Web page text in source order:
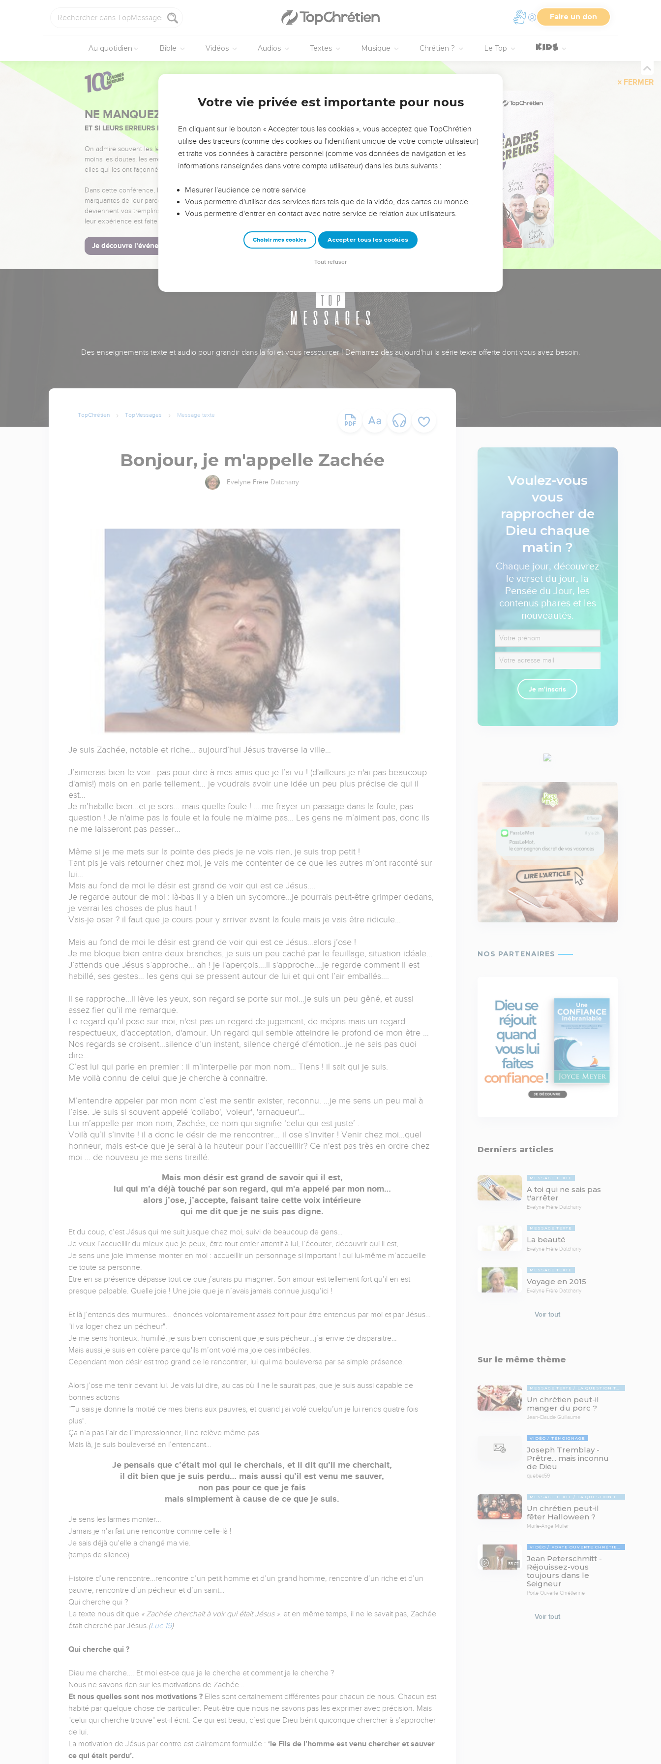
Faire un don
Au quotidien Bible Vidéos Audios Textes Musique Chrétien ? Le Top
FERMER
NE MANQUEZ PAS L’ÉVÉNEMENT DE L’ANNÉE !
ET SI LEURS ERREURS POUVAIENT VOUS ÉVITER LES VOTRES ?
On admire souvent les leaders pour leurs réussites, leur impact, leur foi ou leur vision. Mais on voit
moins les doutes, les erreurs et les saisons difficiles qu'ils ont traversés, alors même que ce sont
elles qui les ont façonnés.
Dans cette conférence, leaders, entrepreneurs, et responsables reviennent sur les erreurs
marquantes de leur parcours et les clés pour avancer avec plus de sagesse afin que leurs erreurs
deviennent vos tremplins. Que vous guidiez un ministère, une équipe, un groupe ou une famille,
leur expérience est faite pour vous.
Je découvre l’événement
Des enseignements texte et audio pour grandir dans la foi et vous ressourcer ! Démarrez dès aujourd'hui la série texte offerte dont vous avez besoin.
TopChrétien TopMessages Message texte
Bonjour, je m'appelle Zachée
Evelyne Frère Datcharry
Je suis Zachée, notable et riche… aujourd’hui Jésus traverse la ville…
J’aimerais bien le voir…pas pour dire à mes amis que je l’ai vu ! (d'ailleurs je n'ai pas beaucoup
d'amis!) mais on en parle tellement… je voudrais avoir une idée un peu plus précise de qui il
est…
Je m’habille bien…et je sors… mais quelle foule ! ….me frayer un passage dans la foule, pas
question ! Je n'aime pas la foule et la foule ne m'aime pas… Les gens ne m’aiment pas, donc ils
ne me laisseront pas passer…
Même si je me mets sur la pointe des pieds je ne vois rien, je suis trop petit !
Tant pis je vais retourner chez moi, je vais me contenter de ce que les autres m’ont raconté sur
lui…
Mais au fond de moi le désir est grand de voir qui est ce Jésus….
Je regarde autour de moi : là-bas il y a bien un sycomore...je pourrais peut-être grimper dedans,
je verrai les choses de plus haut !
Vais-je oser ? il faut que je cours pour y arriver avant la foule mais je vais être ridicule…
Mais au fond de moi le désir est grand de voir qui est ce Jésus…alors j’ose !
Je me bloque bien entre deux branches, je suis un peu caché par le feuillage, situation idéale…
J’attends que Jésus s’approche… ah ! je l'aperçois….il s'approche….je regarde comment il est
habillé, ses gestes… les gens qui se pressent autour de lui et qui ont l’air emballés….
Il se rapproche…Il lève les yeux, son regard se porte sur moi…je suis un peu gêné, et aussi
assez fier qu’il me remarque.
Le regard qu’il pose sur moi, n'est pas un regard de jugement, de mépris mais un regard
respectueux, d'acceptation, d'amour. Un regard qui semble atteindre le profond de mon être …
Nos regards se croisent…silence d’un instant, silence chargé d’émotion…je ne sais pas quoi
dire…
C’est lui qui parle en premier : il m’interpelle par mon nom… Tiens ! il sait qui je suis.
Me voilà connu de celui que je cherche à connaitre.
M’entendre appeler par mon nom c’est me sentir exister, reconnu. …je me sens un peu mal à
l’aise. Je suis si souvent appelé 'collabo', 'voleur', 'arnaqueur'…
Lui m’appelle par mon nom, Zachée, ce nom qui signifie ‘celui qui est juste’ .
Voilà qu’il s’invite ! il a donc le désir de me rencontrer… il ose s’inviter ! Venir chez moi…quel
honneur, mais est-ce que je serai à la hauteur pour l’accueillir? Ce n'est pas très en ordre chez
moi … de nouveau je me sens tiraillé.
Mais mon désir est grand de savoir qui il est,
lui qui m’a déjà touché par son regard, qui m'a appelé par mon nom…
alors j’ose, j’accepte, faisant taire cette voix intérieure
qui me dit que je ne suis pas digne.
Et du coup, c’est Jésus qui me suit jusque chez moi, suivi de beaucoup de gens…
Je veux l’accueillir du mieux que je peux, être tout entier attentif à lui, l’écouter, découvrir qui il est,
Je sens une joie immense monter en moi : accueillir un personnage si important ! qui lui-même m’accueille
de toute sa personne.
Etre en sa présence dépasse tout ce que j’aurais pu imaginer. Son amour est tellement fort qu’il en est
presque palpable. Quelle joie ! Une joie que je n’avais jamais connue jusqu’ici !
Et là j’entends des murmures… énoncés volontairement assez fort pour être entendus par moi et par Jésus…
"il va loger chez un pécheur".
Je me sens honteux, humilié, je suis bien conscient que je suis pécheur…j’ai envie de disparaitre…
Mais aussi je suis en colère parce qu'ils m’ont volé ma joie ces imbéciles.
Cependant mon désir est trop grand de le rencontrer, lui qui me bouleverse par sa simple présence.
Alors j’ose me tenir devant lui. Je vais lui dire, au cas où il ne le saurait pas, que je suis aussi capable de
bonnes actions
"Tu sais je donne la moitié de mes biens aux pauvres, et quand j'ai volé quelqu’un je lui rends quatre fois
plus".
Ça n’a pas l’air de l’impressionner, il ne relève même pas.
Mais là, je suis bouleversé en l’entendant…
Je pensais que c’était moi qui le cherchais, et il dit qu’il me cherchait,
il dit bien que je suis perdu… mais aussi qu’il est venu me sauver,
non pas pour ce que je fais
mais simplement à cause de ce que je suis.
Je sens les larmes monter…
Jamais je n’ai fait une rencontre comme celle-là !
Je sais déjà qu'elle a changé ma vie.
(temps de silence)
Histoire d’une rencontre…rencontre d’un petit homme et d’un grand homme, rencontre d’un riche et d’un
pauvre, rencontre d’un pécheur et d’un saint…
Qui cherche qui ?
Le texte nous dit que « Zachée cherchait à voir qui était Jésus ». et en même temps, il ne le savait pas, Zachée
était cherché par Jésus.(Luc 19)
Qui cherche qui ?
Dieu me cherche…. Et moi est-ce que je le cherche et comment je le cherche ?
Nous ne savons rien sur les motivations de Zachée…
Et nous quelles sont nos motivations ?Elles sont certainement différentes pour chacun de nous. Chacun est
habité par quelque chose de particulier. Peut-être que nous ne savons pas les exprimer avec précision. Mais
"celui qui cherche trouve" est-il écrit. Ce qui est beau, c’est que Dieu bénit quiconque chercher à s’approcher
de lui.
La motivation de Jésus par contre est clairement formulée : ‘le Fils de l’homme est venu chercher et sauver
ce qui était perdu’.
Voulez-vous
vous
rapprocher de
Dieu chaque
matin ?
Chaque jour, découvrez
le verset du jour, la
Pensée du Jour, les
contenus phares et les
nouveautés.
Je m'inscris
Derniers articles
MESSAGE TEXTE
A toi qui ne sais pas
t'arrêter
Evelyne Frère Datcharry
MESSAGE TEXTE
La beauté
Evelyne Frère Datcharry
MESSAGE TEXTE
Voyage en 2015
Evelyne Frère Datcharry
Voir tout
Sur le même thème
MESSAGE TEXTE LA QUESTION TABOUE
Un chrétien peut-il
manger du porc ?
Jean-Claude Guillaume
VIDÉO TÉMOIGNAGE
Joseph Tremblay -
Prêtre... mais inconnu
de Dieu
quebec59
MESSAGE TEXTE LA QUESTION TABOUE
Un chrétien peut-il
fêter Halloween ?
Marie-Ange Muller
55:07
VIDÉO PORTE OUVERTE CHRÉTIENNE
Jean Peterschmitt -
Réjouissez-vous
toujours dans le
Seigneur
Porte Ouverte Chrétienne
Voir tout
Votre vie privée est importante pour nous
En cliquant sur le bouton « Accepter tous les cookies », vous acceptez que TopChrétien
utilise des traceurs (comme des cookies ou l'identifiant unique de votre compte utilisateur)
et traite vos données à caractère personnel (comme vos données de navigation et les
informations renseignées dans votre compte utilisateur) dans les buts suivants :
Mesurer l'audience de notre service
Vous permettre d'utiliser des services tiers tels que de la vidéo, des cartes du monde…
Vous permettre d'entrer en contact avec notre service de relation aux utilisateurs.
Choisir mes cookies Accepter tous les cookies
Tout refuser